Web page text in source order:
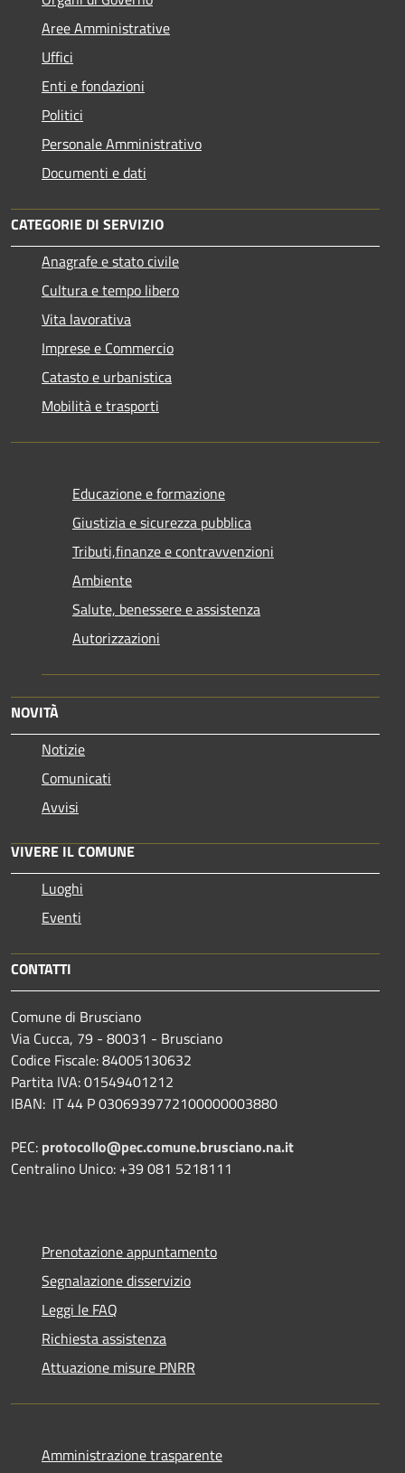
Aree Amministrative
Uffici
Enti e fondazioni
Politici
Personale Amministrativo
Documenti e dati
CATEGORIE DI SERVIZIO
Anagrafe e stato civile
Cultura e tempo libero
Vita lavorativa
Imprese e Commercio
Catasto e urbanistica
Mobilità e trasporti
Educazione e formazione
Giustizia e sicurezza pubblica
Tributi,finanze e contravvenzioni
Ambiente
Salute, benessere e assistenza
Autorizzazioni
NOVITÀ
Notizie
Comunicati
Avvisi
VIVERE IL COMUNE
Luoghi
Eventi
CONTATTI
Comune di Brusciano
Via Cucca, 79 - 80031 - Brusciano
Codice Fiscale: 84005130632
Partita IVA: 01549401212
IBAN: IT 44 P 0306939772100000003880
PEC: protocollo@pec.comune.brusciano.na.it
Centralino Unico: +39 081 5218111
Prenotazione appuntamento
Segnalazione disservizio
Leggi le FAQ
Richiesta assistenza
Attuazione misure PNRR
Amministrazione trasparente